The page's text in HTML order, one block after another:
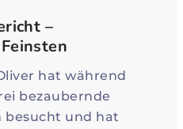
–
hat während
bezaubernde
besucht und hat